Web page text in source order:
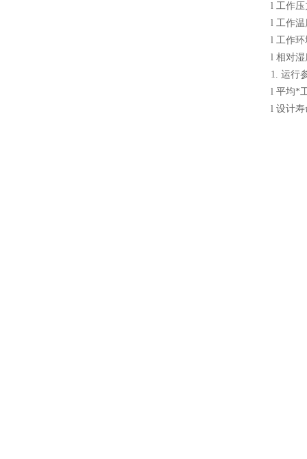
l 工作压
l 工作
l 工作
l 相对湿
1. 运行
l 平均*
l 设计寿